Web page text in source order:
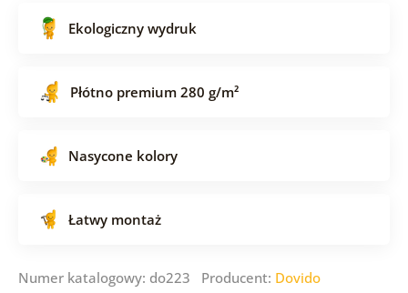
Ekologiczny wydruk
Płótno premium 280 g/m²
Nasycone kolory
Łatwy montaż
Numer katalogowy: do223 Producent: Dovido